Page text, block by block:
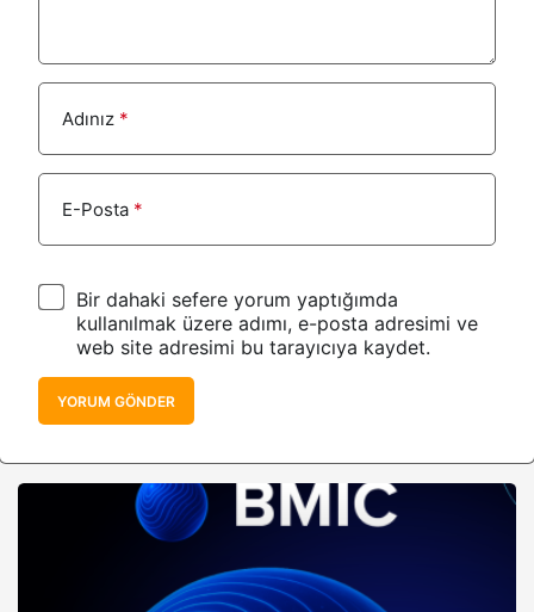
Adınız *
E-Posta *
Bir dahaki sefere yorum yaptığımda
kullanılmak üzere adımı, e-posta adresimi ve
web site adresimi bu tarayıcıya kaydet.
YORUM GÖNDER